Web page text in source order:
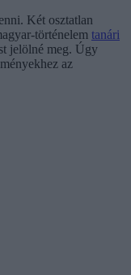
Két osztatlan
történelem tanári
jelölné meg. Úgy
az